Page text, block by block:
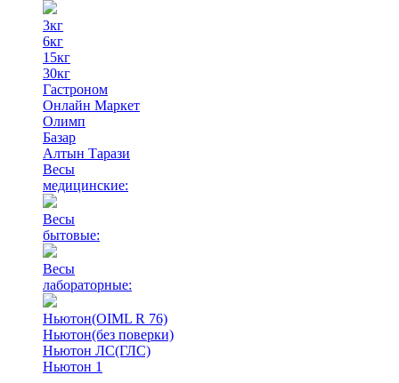
3кг
6кг
15кг
30кг
Гастроном
Онлайн Маркет
Олимп
Базар
Алтын Тарази
Весы
медицинские:
Весы
бытовые:
Весы
лабораторные:
Ньютон(OIML R 76)
Ньютон(без поверки)
Ньютон ЛС(ГЛС)
Ньютон 1